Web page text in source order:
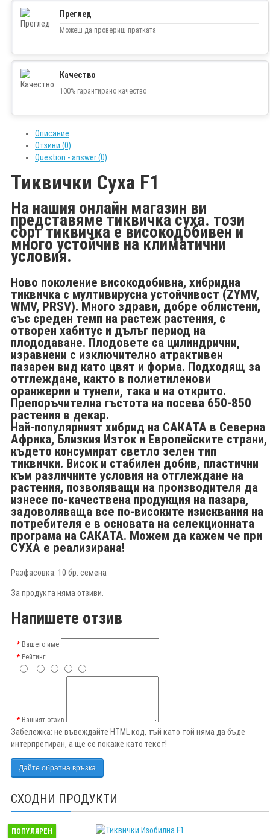
Преглед
Можеш да провериш пратката
Качество
100% гарантирано качество
Описание
Отзиви (0)
Question - answer (0)
Тиквички Суха F1
На нашия онлайн магазин ви
представяме тиквичка суха. този
сорт тиквичка е високодобивен и
много устойчив на климатични
условия.
Ново поколение високодобивна, хибридна
тиквичка с мултивирусна устойчивост (ZYMV,
WMV, PRSV). Много здрави, добре облистени,
със среден темп на растеж растения, с
отворен хабитус и дълъг период на
плододаване. Плодовете са цилиндрични,
изравнени с изключително атрактивен
пазарен вид като цвят и форма. Подходящ за
отглеждане, както в полиетиленови
оранжерии и тунели, така и на открито.
Препоръчителна гъстота на посева 650-850
растения в декар.
Най-популярният хибрид на САКАТА в Северна
Африка, Близкия Изток и Европейските страни,
където консумират светло зелен тип
тиквички. Висок и стабилен добив, пластични
към различните условия на отглеждане на
растения, позволяващи на производителя да
изнесе по-качествена продукция на пазара,
задоволяваща все по-високите изисквания на
потребителя е в основата на селекционната
програма на САКАТА. Можем да кажем че при
СУХА е реализирана!
Разфасовка: 10 бр. семена
За продукта няма отзиви.
Напишете отзив
Вашето име
Рейтинг
Вашият отзив
Забележка: не въвеждайте HTML код, тъй като той няма да бъде
интерпретиран, а ще се покаже като текст!
Дайте обратна връзка
СХОДНИ ПРОДУКТИ
ПОПУЛЯРЕН